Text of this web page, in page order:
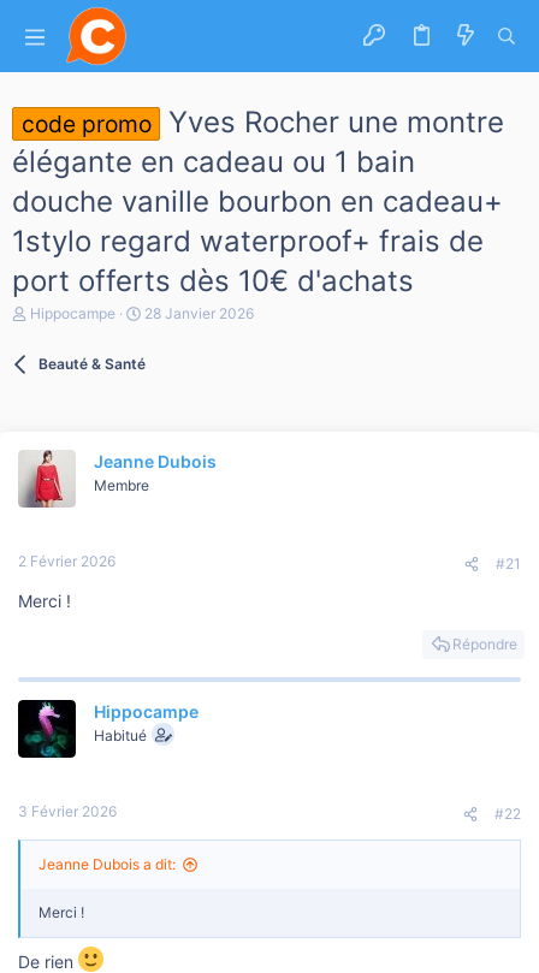
code promo
Yves Rocher une montre
élégante en cadeau ou 1 bain
douche vanille bourbon en cadeau+
1stylo regard waterproof+ frais de
port offerts dès 10€ d'achats
A
e
l
a
d
c
s
n
Hippocampe
D
e
b
u
28 Janvier 2026
Beauté & Santé
Jeanne Dubois
Membre
2 Février 2026 #21
Merci !
Répondre
Hippocampe
Habitué
3 Février 2026 #22
Jeanne Dubois a dit:
Merci !
De rien